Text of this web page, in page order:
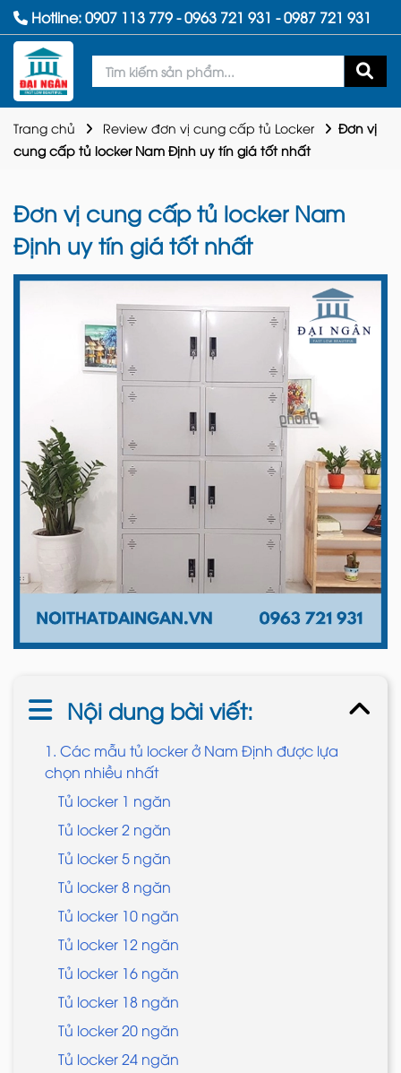
Hotline:0907 113 779-0963 721 931 -0987 721 931
Trang chủ Review đơn vị cung cấp tủ Locker
Đơn vị
cung cấp tủ locker Nam Định uy tín giá tốt nhất
Đơn vị cung cấp tủ locker Nam
Định uy tín giá tốt nhất
Nội dung bài viết:
1. Các mẫu tủ locker ở Nam Định được lựa
chọn nhiều nhất
Tủ locker 1 ngăn
Tủ locker 2 ngăn
Tủ locker 5 ngăn
Tủ locker 8 ngăn
Tủ locker 10 ngăn
Tủ locker 12 ngăn
Tủ locker 16 ngăn
Tủ locker 18 ngăn
Tủ locker 20 ngăn
Tủ locker 24 ngăn